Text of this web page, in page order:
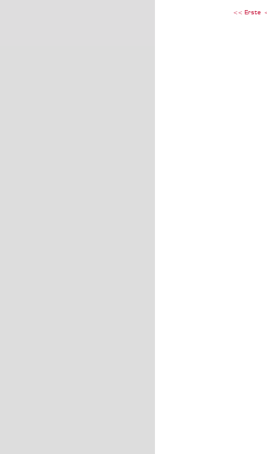
<< Erste